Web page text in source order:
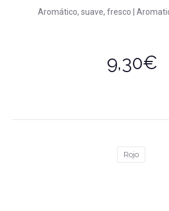
Aromático, suave, fresco |
9,30€
Rojo